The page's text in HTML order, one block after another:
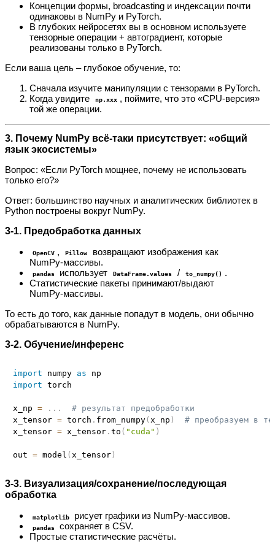
Концепции формы, broadcasting и индексации почти
одинаковы в NumPy и PyTorch.
В глубоких нейросетях вы в основном используете
тензорные операции + автоградиент, которые
реализованы только в PyTorch.
Если ваша цель – глубокое обучение, то:
Сначала изучите манипуляции с тензорами в PyTorch.
Когда увидите
np.xxx , поймите, что это «CPU‑версия»
той же операции.
3. Почему NumPy всё‑таки присутствует: «общий
язык экосистемы»
Вопрос: «Если PyTorch мощнее, почему не использовать
только его?»
Ответ: большинство научных и аналитических библиотек в
Python построены вокруг NumPy.
3‑1. Предобработка данных
OpenCV , Pillow
возвращают изображения как
NumPy‑массивы.
pandas использует DataFrame.values / to_numpy() .
Статистические пакеты принимают/выдают
NumPy‑массивы.
То есть до того, как данные попадут в модель, они обычно
обрабатываются в NumPy.
3‑2. Обучение/инференс
import numpy as
import torch
x_np = . . .
# результат предобработки
x_tensor = torch . from_numpy( x_np )
# преобразуем в
x_tensor = x_tensor. to ( "cuda" )
out = model ( x_tensor)
3‑3. Визуализация/сохранение/последующая
обработка
matplotlib рисует графики из NumPy‑массивов.
pandas
сохраняет в CSV.
Простые статистические расчёты.